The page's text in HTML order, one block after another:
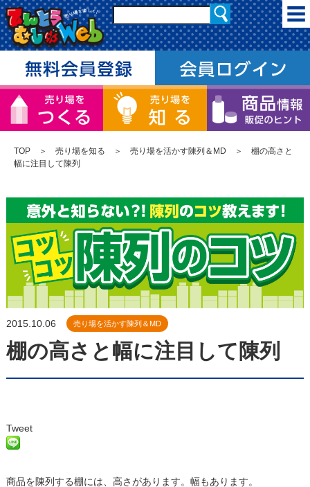
TOP ＞ 売り場を知る ＞ 売り場を活かす陳列＆MD ＞ 棚の高さと
幅に注目して陳列
2015.10.06 売り場を活かす陳列＆MD
棚の高さと幅に注目して陳列
Tweet
商品を陳列する棚には、高さがあります。幅もあります。